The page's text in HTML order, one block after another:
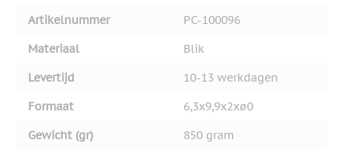
Artikelnummer
PC-100096
Materiaal
Blik
Levertijd
10-13 werkdagen
Formaat
6,3x9,9x2xø0
Gewicht (gr)
850 gram